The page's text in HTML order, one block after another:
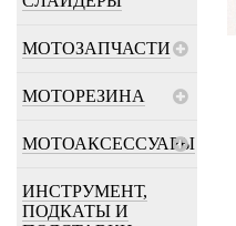
МОТОЗАПЧАСТИ
МОТОРЕЗИНА
МОТОАКСЕССУАРЫ
ИНСТРУМЕНТ,
ПОДКАТЫ И